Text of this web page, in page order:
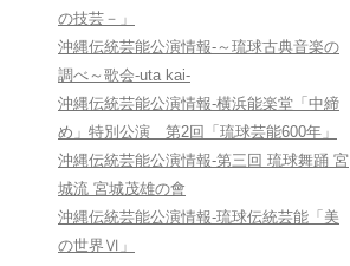
の技芸－」
沖縄伝統芸能公演情報-～琉球古典音楽の
調べ～歌会-uta kai-
沖縄伝統芸能公演情報-横浜能楽堂「中締
め」特別公演 第2回「琉球芸能600年」
沖縄伝統芸能公演情報-第三回 琉球舞踊 宮
城流 宮城茂雄の會
沖縄伝統芸能公演情報-琉球伝統芸能「美
の世界Ⅵ」